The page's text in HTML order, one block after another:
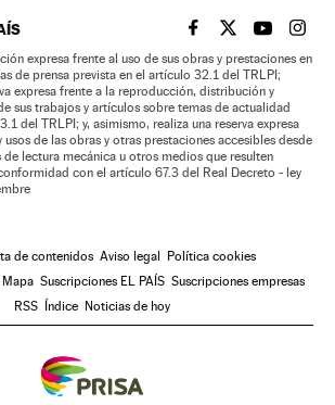
EL PAÍS BRASIL EN
EL PAÍSEL PAÍS
EL
expresa frente al uso de sus obras y prestaciones en
de prensa prevista en el artículo 32.1 del TRLPI;
expresa frente a la reproducción, distribución y
sus trabajos y artículos sobre temas de actualidad
del TRLPI; y, asimismo, realiza una reserva expresa
de las obras y otras prestaciones accesibles desde
lectura mecánica u otros medios que resulten
con el artículo 67.3 del Real Decreto - ley
de contenidos Aviso legal Política cookies
Mapa Suscripciones EL PAÍS Suscripciones empresas
RSS Índice Noticias de hoy